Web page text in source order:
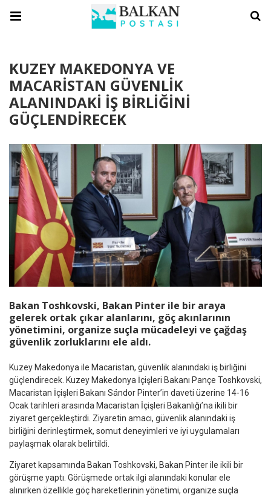
KUZEY MAKEDONYA VE
MACARİSTAN GÜVENLİK
ALANINDAKİ İŞ BİRLİĞİNİ
GÜÇLENDİRECEK
Bakan Toshkovski, Bakan Pinter ile bir araya
gelerek ortak çıkar alanlarını, göç akınlarının
yönetimini, organize suçla mücadeleyi ve çağdaş
güvenlik zorluklarını ele aldı.
Kuzey Makedonya ile Macaristan, güvenlik alanındaki iş birliğini
güçlendirecek. Kuzey Makedonya İçişleri Bakanı Pançe Toshkovski,
Macaristan İçişleri Bakanı Sándor Pinter’in daveti üzerine 14-16
Ocak tarihleri arasında Macaristan İçişleri Bakanlığı’na ikili bir
ziyaret gerçekleştirdi. Ziyaretin amacı, güvenlik alanındaki iş
birliğini derinleştirmek, somut deneyimleri ve iyi uygulamaları
paylaşmak olarak belirtildi.
Ziyaret kapsamında Bakan Toshkovski, Bakan Pinter ile ikili bir
görüşme yaptı. Görüşmede ortak ilgi alanındaki konular ele
alınırken özellikle göç hareketlerinin yönetimi, organize suçla